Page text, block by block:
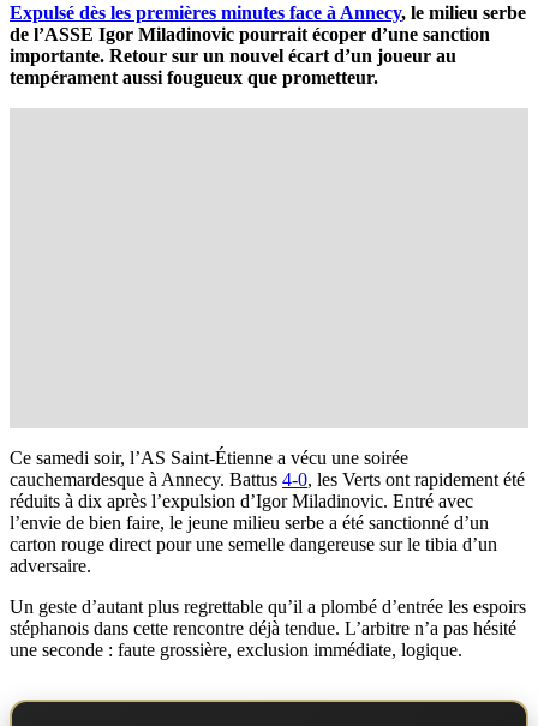
Expulsé dès les premières minutes face à Annecy, le milieu serbe
de l’ASSE Igor Miladinovic pourrait écoper d’une sanction
importante. Retour sur un nouvel écart d’un joueur au
tempérament aussi fougueux que prometteur.
Ce samedi soir, l’AS Saint-Étienne a vécu une soirée
cauchemardesque à Annecy. Battus 4-0, les Verts ont rapidement été
réduits à dix après l’expulsion d’Igor Miladinovic. Entré avec
l’envie de bien faire, le jeune milieu serbe a été sanctionné d’un
carton rouge direct pour une semelle dangereuse sur le tibia d’un
adversaire.
Un geste d’autant plus regrettable qu’il a plombé d’entrée les espoirs
stéphanois dans cette rencontre déjà tendue. L’arbitre n’a pas hésité
une seconde : faute grossière, exclusion immédiate, logique.